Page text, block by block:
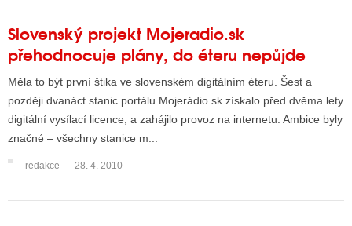
Slovenský projekt Mojeradio.sk
přehodnocuje plány, do éteru nepůjde
Měla to být první štika ve slovenském digitálním éteru. Šest a
později dvanáct stanic portálu Mojerádio.sk získalo před dvěma lety
digitální vysílací licence, a zahájilo provoz na internetu. Ambice byly
značné – všechny stanice m...
redakce 28. 4. 2010